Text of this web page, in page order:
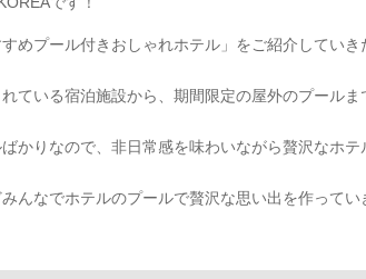
めプール付きおしゃれホテル」をご紹介していき
ている宿泊施設から、期間限定の屋外のプールま
かりなので、非日常感を味わいながら贅沢なホテ
んなでホテルのプールで贅沢な思い出を作ってい